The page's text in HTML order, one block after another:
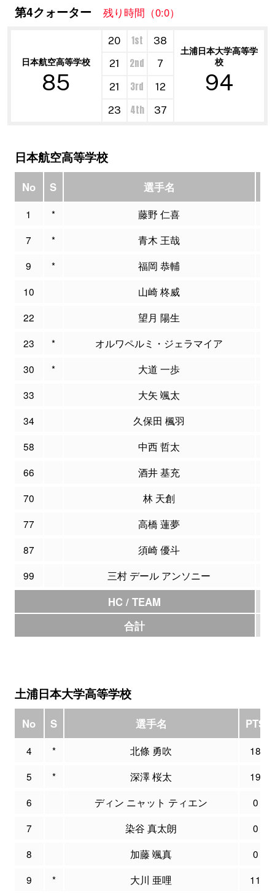
第4クォーター 残り時間（0:0）
日本航空高等学校
85
20 1st 38
土浦日本大学高等学
校
94
21 2nd
7
21
3rd
12
23
4th 37
日本航空高等学校
No S 選手名
1 * 藤野 仁喜
7
* 青木 王哉
9
* 福岡 恭輔
10
山崎 柊威
22
望月 陽生
23
* オルワペルミ・ジェラマイア
30
* 大道 一歩
33
大矢 颯太
34
久保田 楓羽
58
中西 哲太
66
酒井 基充
70
林 天創
77
高橋 蓮夢
87
須崎 優斗
99
三村 デール アンソニー
HC / TEAM
合計
土浦日本大学高等学校
No S 選手名 PTS
4 * 北條 勇吹
18
5
* 深澤 桜太
19
6
ディン ニャット ティエン
0
7
染谷 真太朗
0
8
加藤 颯真
0
9
* 大川 亜哩 11